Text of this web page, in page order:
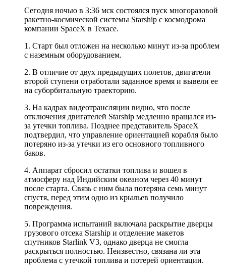
Сегодня ночью в 3:36 мск состоялся пуск многоразовой
ракетно-космической системы Starship с космодрома
компании SpaceX в Техасе.
1. Старт был отложен на несколько минут из-за проблем
с наземным оборудованием.
2. В отличие от двух предыдущих полетов, двигатели
второй ступени отработали заданное время и вывели ее
на суборбитальную траекторию.
3. На кадрах видеотрансляции видно, что после
отключения двигателей Starship медленно вращался из-
за утечки топлива. Позднее представитель SpaceX
подтвердил, что управление ориентацией корабля было
потеряно из-за утечки из его основного топливного
баков.
4. Аппарат сбросил остатки топлива и вошел в
атмосферу над Индийским океаном через 40 минут
после старта. Связь с ним была потеряна семь минут
спустя, перед этим одно из крыльев получило
повреждения.
5. Программа испытаний включала раскрытие дверцы
грузового отсека Starship и отделение макетов
спутников Starlink V3, однако дверца не смогла
раскрыться полностью. Неизвестно, связана ли эта
проблема с утечкой топлива и потерей ориентации.